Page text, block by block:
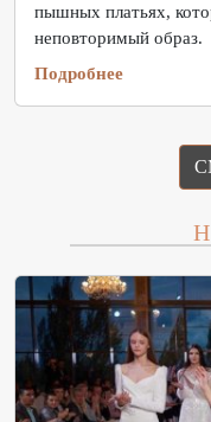
пышных платьях,
неповторимый образ.
Подробнее